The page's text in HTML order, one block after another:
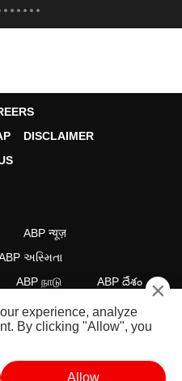
DISCLAIMER
ABP न्यूज़
અસ્મિતા
ABP நாடு ABP దేశం ×
experience, analyze
By clicking "Allow", you
Allow